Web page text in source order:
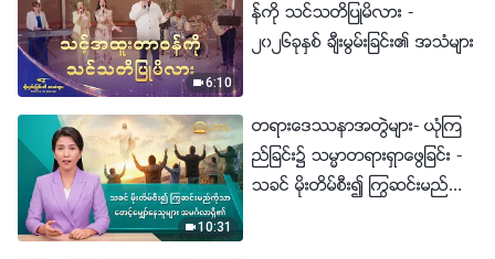
6:10
န္ကို သင္သတိျပဳမိလား -
၂၀၂၆ခုႏွစ္ ခ်ီးမြမ္းျခင္း၏ အသံမ်ား
10:31
တရားေဒႆနာအတြဲမ်ား- ယုံၾက
ည္ျခင္း၌ သမၼာတရားရွာေဖြျခင္း -
သခင္ မိုးတိမ္စီး၍ ႂကြဆင္းမည္ကို